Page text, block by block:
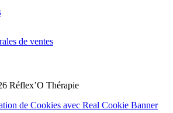
de ventes
Réflex’O Thérapie
de Cookies avec Real Cookie Banner